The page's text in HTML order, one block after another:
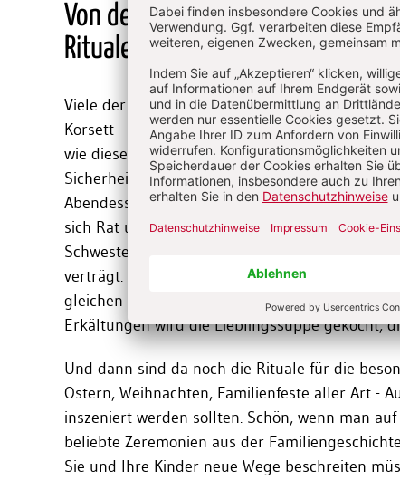
Von der gemeinsamen Mahlzeit
Rituale für alle Gelegenheiten
Viele der täglichen Rituale erfordern
Korsett - im Gegenteil. Sie sind Bestandteil des
wie dieses. Sie vermitteln in erster Linie ein
Sicherheitsbedürfnissen gerade der Kinder zu
Abendessen kann zum Beispiel jeder erzählen,
sich Rat und Unterstützung holen. Da kommt
Schwester, wie man sich am nächsten Tag
verträgt. Oder ein kleiner Langschläfer besteht
gleichen Vers geweckt zu werden, andernfalls
Erkältungen wird die Lieblingssuppe gekocht,
Und dann sind da noch die Rituale für die
Ostern, Weihnachten, Familienfeste aller Art -
inszeniert werden sollten. Schön, wenn man
beliebte Zeremonien aus der
Sie und Ihre Kinder neue Wege beschreiten